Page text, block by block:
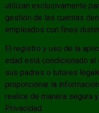
utilizan exclusivamente
gestión de las cuentas
empleados con fines
El registro y uso de la
edad está condicionado
sus padres o tutores
proporcionar la
realice de manera segura
Privacidad.